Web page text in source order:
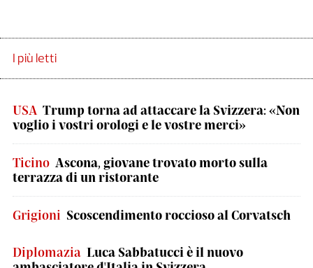
I più letti
USA Trump torna ad attaccare la Svizzera: «Non
voglio i vostri orologi e le vostre merci»
Ticino Ascona, giovane trovato morto sulla
terrazza di un ristorante
Grigioni Scoscendimento roccioso al Corvatsch
Diplomazia Luca Sabbatucci è il nuovo